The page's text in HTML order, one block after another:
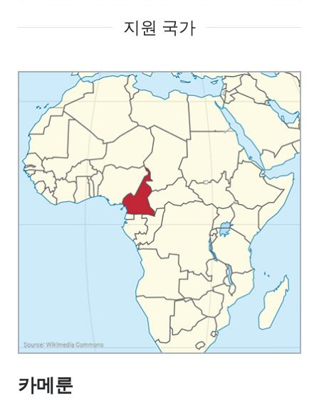
지원 국가
카메룬